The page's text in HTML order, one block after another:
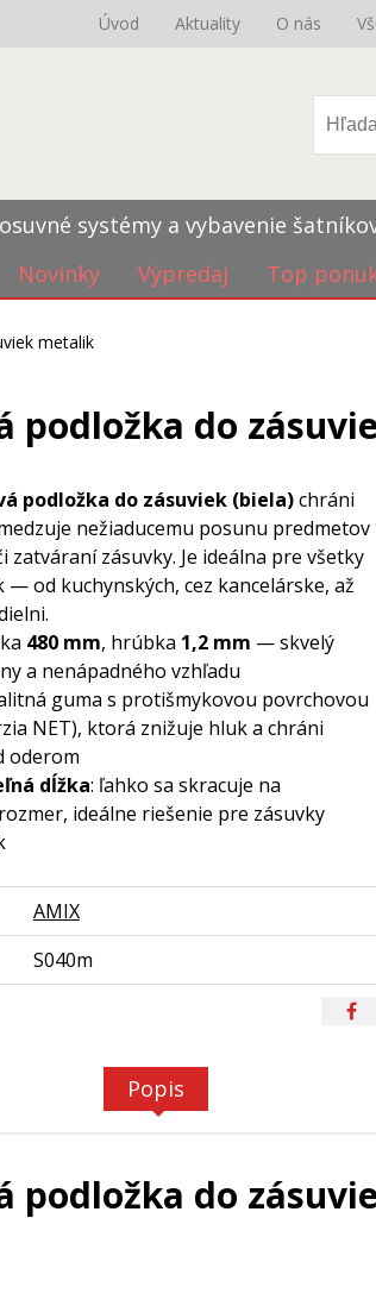
Úvod Aktuality O nás
systémy a vybavenie
Novinky Výpredaj Top
metalik
podložka do
podložka do zásuviek (biela)chráni
nežiaducemu posunu predmetov
zatváraní zásuvky. Je ideálna pre všetky
— od kuchynských, cez kancelárske, až
480 mm, hrúbka 1,2 mm — skvelý
a nenápadného vzhľadu
guma s protišmykovou povrchovou
NET), ktorá znižuje hluk a chráni
oderom
dĺžka: ľahko sa skracuje na
ideálne riešenie pre zásuvky
AMIX
S040m
Popis
podložka do